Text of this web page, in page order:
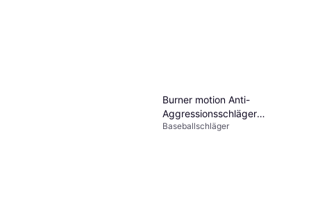
Burner motion Anti-
Aggressionsschläger
Gladiators Bats
Baseballschläger